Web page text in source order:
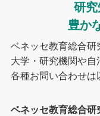
研
豊か
ベネッセ教育総合研
大学・研究機関や自
各種お問い合わせは
ベネッセ教育総合研